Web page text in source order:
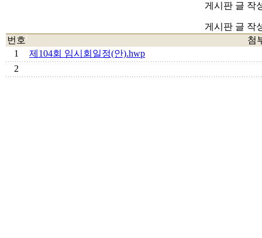
게시판 글 작
게시판 글 작
번호
첨
1
제104회 임시회일정(안).hwp
2